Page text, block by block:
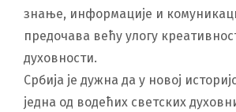
знање, информације и
предочава већу улогу
духовности.
Србија је дужна да у новој
једна од водећих светских